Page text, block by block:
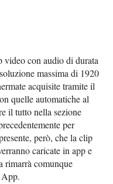
con audio di durata
massima di 1920
acquisite tramite il
quelle automatiche al
il tutto nella sezione
per
però, che la clip
caricate in app e
rimarrà comunque